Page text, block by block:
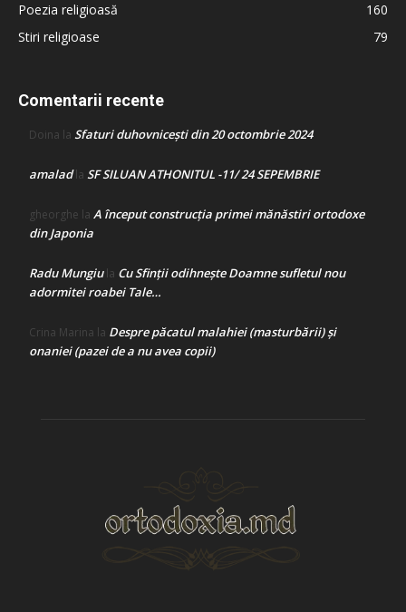
Poezia religioasă
160
Stiri religioase
79
Comentarii recente
Doina la Sfaturi duhovnicești din 20 octombrie 2024
amaladla SF SILUAN ATHONITUL -11/ 24 SEPEMBRIE
gheorghe la A început construcţia primei mănăstiri ortodoxe
din Japonia
Radu Mungiula Cu Sfinții odihnește Doamne sufletul nou
adormitei roabei Tale…
Crina Marina la Despre păcatul malahiei (masturbării) şi
onaniei (pazei de a nu avea copii)